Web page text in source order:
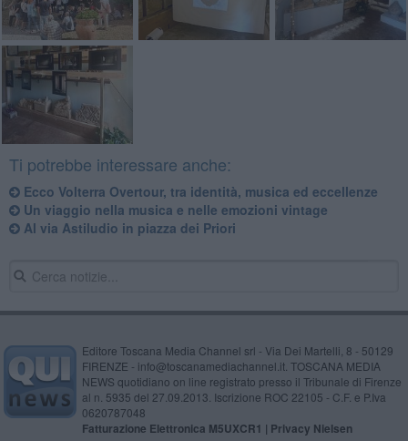
Ti potrebbe interessare anche:
Ecco Volterra Overtour, tra identità, musica ed eccellenze
Un viaggio nella musica e nelle emozioni vintage
Al via Astiludio in piazza dei Priori
Editore Toscana Media Channel srl - Via Dei Martelli, 8 - 50129
FIRENZE - info@toscanamediachannel.it. TOSCANA MEDIA
NEWS quotidiano on line registrato presso il Tribunale di Firenze
al n. 5935 del 27.09.2013. Iscrizione ROC 22105 - C.F. e P.Iva
0620787048
Fatturazione Elettronica M5UXCR1 | Privacy Nielsen